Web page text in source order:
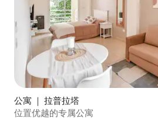
公寓 ｜ 拉普拉塔
位置优越的专属公寓